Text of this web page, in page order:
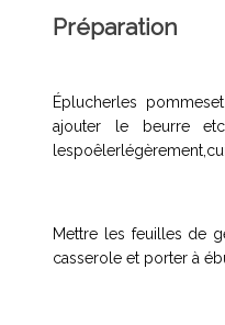
Préparation
Éplucherles
ajouter le beurre
Mettre les feuilles de
casserole et porter à